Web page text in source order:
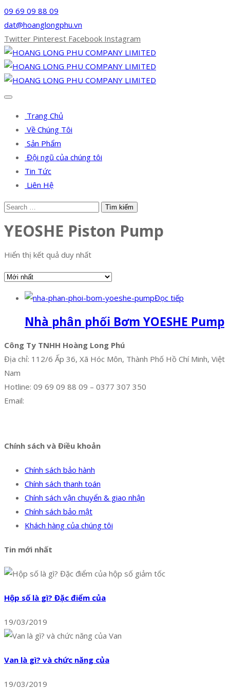
09 69 09 88 09
dat@hoanglongphu.vn
Twitter Pinterest Facebook Instagram
Trang Chủ
Về Chúng Tôi
Sản Phẩm
Đội ngũ của chúng tôi
Tin Tức
Liên Hệ
YEOSHE Piston Pump
Hiển thị kết quả duy nhất
Đọc tiếp
Nhà phân phối Bơm YOESHE Pump
Công Ty TNHH Hoàng Long Phú
Địa chỉ: 112/6 Ấp 36, Xã Hóc Môn, Thành Phố Hồ Chí Minh, Việt
Nam
Hotline: 09 69 09 88 09 – 0377 307 350
Email:
Chính sách và Điều khoản
Chính sách bảo hành
Chính sách thanh toán
Chính sách vận chuyển & giao nhận
Chính sách bảo mật
Khách hàng của chúng tôi
Tin mới nhất
Hộp số là gì? Đặc điểm của
19/03/2019
Van là gì? và chức năng của
19/03/2019